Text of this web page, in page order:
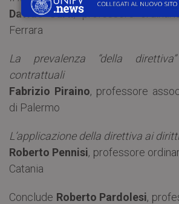
Davide Sarti, professore
Ferrara
La prevalenza “della
contrattuali
Fabrizio Piraino, professore
di Palermo
L’applicazione della direttiva ai
Roberto Pennisi, professore
Catania
Conclude Roberto Pardolesi,